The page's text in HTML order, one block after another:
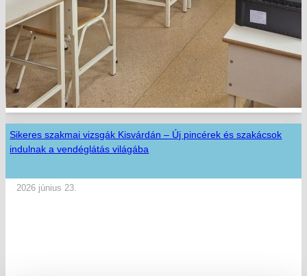
Sikeres szakmai vizsgák Kisvárdán – Új pincérek és szakácsok
indulnak a vendéglátás világába
2026 június 23.